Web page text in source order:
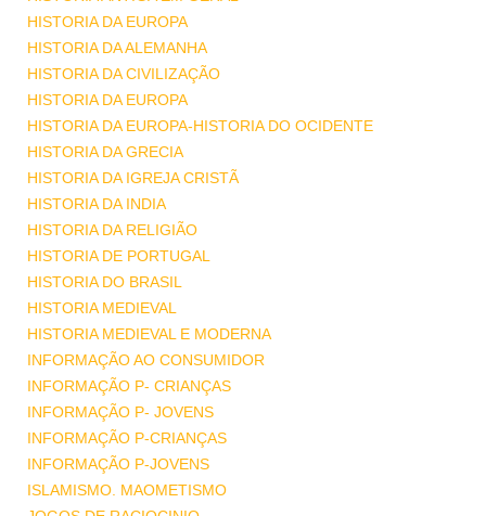
HISTORIA DA EUROPA
HISTORIA DA ALEMANHA
HISTORIA DA CIVILIZAÇÃO
HISTORIA DA EUROPA
HISTORIA DA EUROPA-HISTORIA DO OCIDENTE
HISTORIA DA GRECIA
HISTORIA DA IGREJA CRISTÃ
HISTORIA DA INDIA
HISTORIA DA RELIGIÃO
HISTORIA DE PORTUGAL
HISTORIA DO BRASIL
HISTORIA MEDIEVAL
HISTORIA MEDIEVAL E MODERNA
INFORMAÇÃO AO CONSUMIDOR
INFORMAÇÃO P- CRIANÇAS
INFORMAÇÃO P- JOVENS
INFORMAÇÃO P-CRIANÇAS
INFORMAÇÃO P-JOVENS
ISLAMISMO. MAOMETISMO